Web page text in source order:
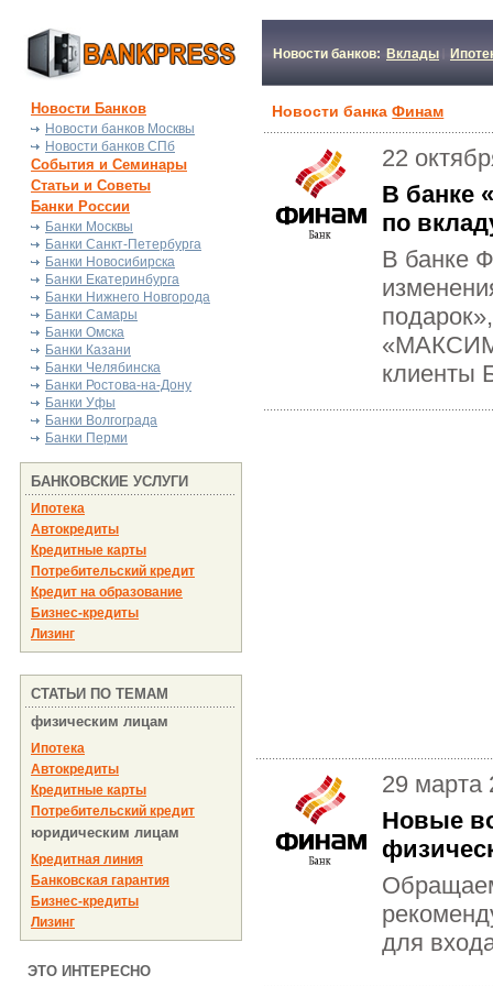
Новости банков: Вклады
Новости Банков
Новости банков Москвы
Новости банков СПб
События и Семинары
Статьи и Советы
Банки России
Банки Москвы
Банки Санкт-Петербурга
Банки Новосибирска
Банки Екатеринбурга
Банки Нижнего Новгорода
Банки Самары
Банки Омска
Банки Казани
Банки Челябинска
Банки Ростова-на-Дону
Банки Уфы
Банки Волгограда
Банки Перми
БАНКОВСКИЕ УСЛУГИ
Ипотека
Автокредиты
Кредитные карты
Потребительский кредит
Кредит на образование
Бизнес-кредиты
Лизинг
СТАТЬИ ПО ТЕМАМ
физическим лицам
Ипотека
Автокредиты
Кредитные карты
Потребительский кредит
юридическим лицам
Кредитная линия
Банковская гарантия
Бизнес-кредиты
Лизинг
ЭТО ИНТЕРЕСНО
Новости банкаФинам
22
В банке
по
В банке
клиенты
29 марта
Новые
для